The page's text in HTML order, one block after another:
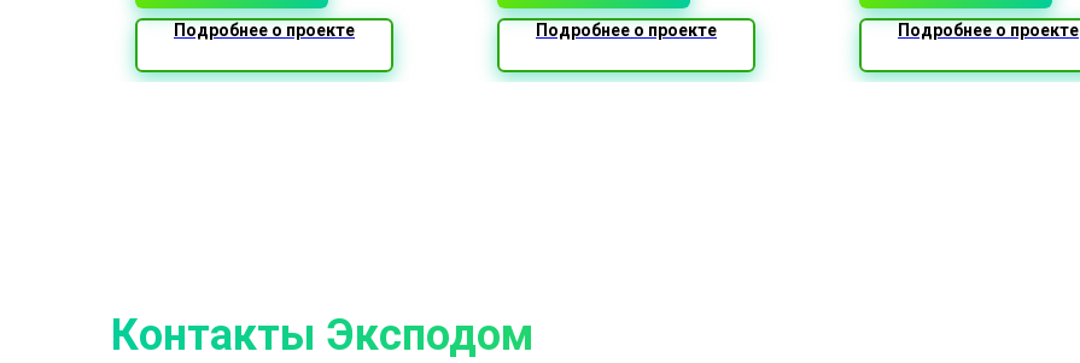
Подробнее о проекте Подробнее о проекте Подробнее о проекте
Контакты Эксподом